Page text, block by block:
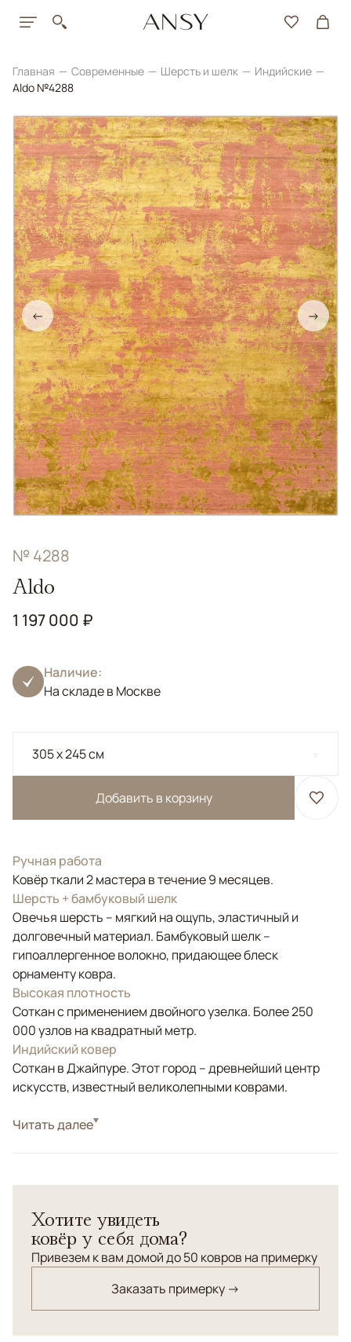
Главная Современные Шерсть и шелк
Индийские
Aldo №4288
← →
№ 4288
Aldo
1 197 000 ₽
Наличие:
На складе в Москве
305 x 245 см
Добавить в корзину
Ручная работа
Ковёр ткали 2 мастера в течение 9 месяцев.
Шерсть + бамбуковый шелк
Овечья шерсть – мягкий на ощупь, эластичный и
долговечный материал. Бамбуковый шелк –
гипоаллергенное волокно, придающее блеск
орнаменту ковра.
Высокая плотность
Соткан с применением двойного узелка. Более 250
000 узлов на квадратный метр.
Индийский ковер
Соткан в Джайпуре. Этот город – древнейший центр
искусств, известный великолепными коврами.
СтильСовременные
Читать далее
Хотите увидеть
ковёр у себя дома?
Привезем к вам домой до 50 ковров на примерку
Заказать примерку →